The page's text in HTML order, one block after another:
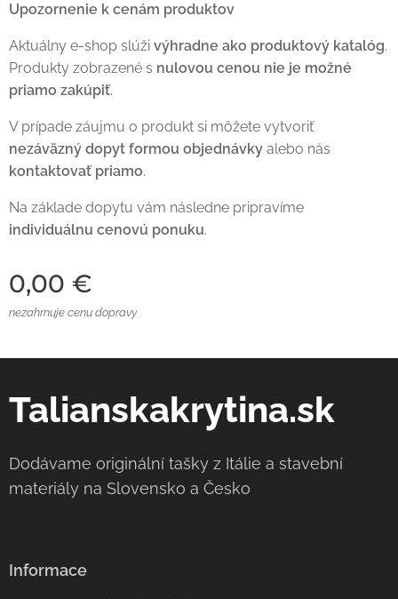
Upozornenie k cenám produktov
Aktuálny e-shop slúži výhradne ako produktový katalóg.
Produkty zobrazené s nulovou cenou nie je možné
priamo zakúpiť.
V prípade záujmu o produkt si môžete vytvoriť
nezáväzný dopyt formou objednávky alebo nás
kontaktovať priamo.
Na základe dopytu vám následne pripravíme
individuálnu cenovú ponuku.
0,00 €
nezahrnuje cenu dopravy
Talianskakrytina.sk
Dodávame originální tašky z Itálie a stavební
materiály na Slovensko a Česko
Informace